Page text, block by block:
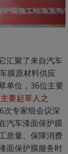
汇聚了来自汽车
膜原材料供应
单位，36位主要
要起草人之
次专家组会议深
汽车漆面保护膜
质量、保障消费
面保护膜服务时